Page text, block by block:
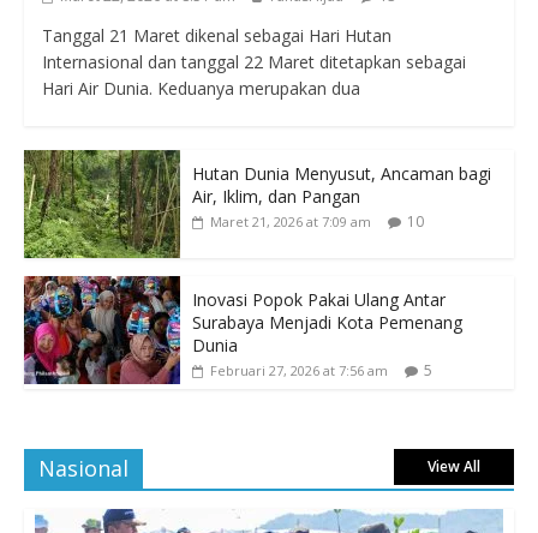
Tanggal 21 Maret dikenal sebagai Hari Hutan
Internasional dan tanggal 22 Maret ditetapkan sebagai
Hari Air Dunia. Keduanya merupakan dua
Hutan Dunia Menyusut, Ancaman bagi
Air, Iklim, dan Pangan
Maret 21, 2026 at 7:09 am 10
Inovasi Popok Pakai Ulang Antar
Surabaya Menjadi Kota Pemenang
Dunia
Februari 27, 2026 at 7:56 am 5
Nasional View All